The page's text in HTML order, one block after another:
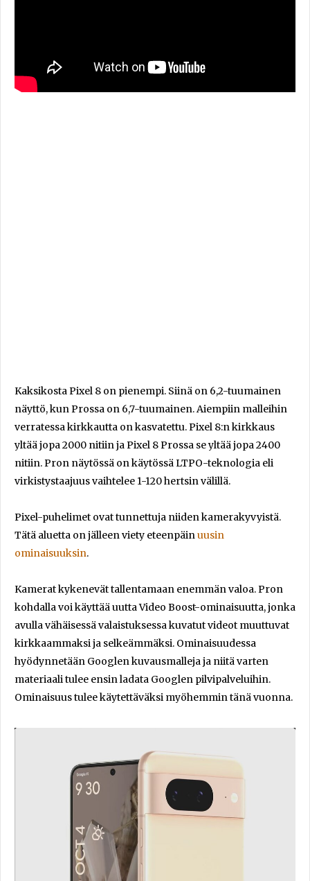
Kaksikosta Pixel 8 on pienempi. Siinä on 6,2-tuumainen
näyttö, kun Prossa on 6,7-tuumainen. Aiempiin malleihin
verratessa kirkkautta on kasvatettu. Pixel 8:n kirkkaus
yltää jopa 2000 nitiin ja Pixel 8 Prossa se yltää jopa 2400
nitiin. Pron näytössä on käytössä LTPO-teknologia eli
virkistystaajuus vaihtelee 1-120 hertsin välillä.
Pixel-puhelimet ovat tunnettuja niiden kamerakyvyistä.
Tätä aluetta on jälleen viety eteenpäinuusin
ominaisuuksin.
Kamerat kykenevät tallentamaan enemmän valoa. Pron
kohdalla voi käyttää uutta Video Boost-ominaisuutta, jonka
avulla vähäisessä valaistuksessa kuvatut videot muuttuvat
kirkkaammaksi ja selkeämmäksi. Ominaisuudessa
hyödynnetään Googlen kuvausmalleja ja niitä varten
materiaali tulee ensin ladata Googlen pilvipalveluihin.
Ominaisuus tulee käytettäväksi myöhemmin tänä vuonna.